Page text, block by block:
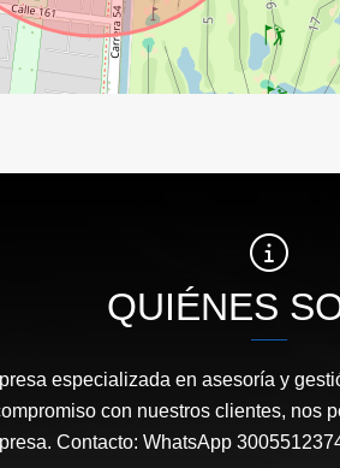
QUIÉNES
especializada en asesoría y
con nuestros clientes, nos
Contacto: WhatsApp